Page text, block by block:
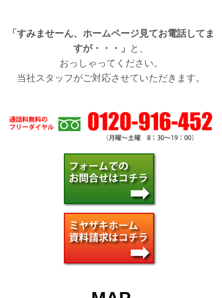
「すみませーん、ホームページ見てお電話してま
すが・・・」
と、
おっしゃってください。
当社スタッフがご対応させていただきます。